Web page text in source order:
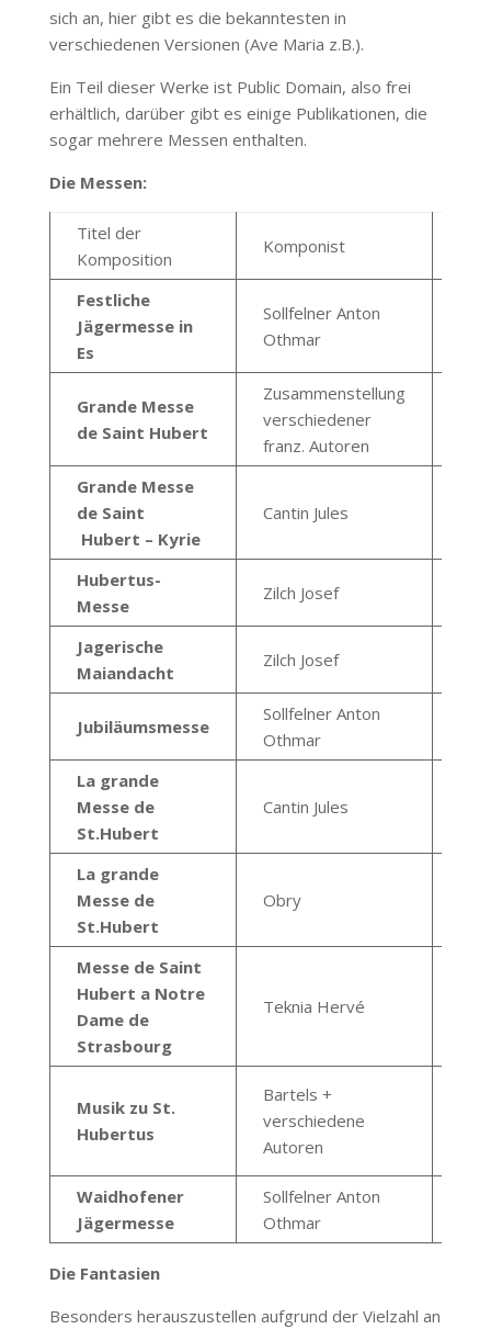
sich an, hier gibt es die bekanntesten in
verschiedenen Versionen (Ave Maria z.B.).
Ein Teil dieser Werke ist Public Domain, also frei
erhältlich, darüber gibt es einige Publikationen, die
sogar mehrere Messen enthalten.
Die Messen:
Titel der
Komposition
Komponist
Festliche
Jägermesse in
Es
Sollfelner Anton
Othmar
Grande Messe
de Saint Hubert
Zusammenstellung
verschiedener
franz. Autoren
Grande Messe
de Saint
Hubert – Kyrie
Cantin Jules
Hubertus-
Messe
Zilch Josef
Jagerische
Maiandacht
Zilch Josef
Jubiläumsmesse
Sollfelner Anton
Othmar
La grande
Messe de
St.Hubert
Cantin Jules
La grande
Messe de
St.Hubert
Obry
Messe de Saint
Hubert a Notre
Dame de
Strasbourg
Teknia Hervé
Musik zu St.
Hubertus
Bartels +
verschiedene
Autoren
Waidhofener
Jägermesse
Sollfelner Anton
Othmar
Die Fantasien
Besonders herauszustellen aufgrund der Vielzahl an